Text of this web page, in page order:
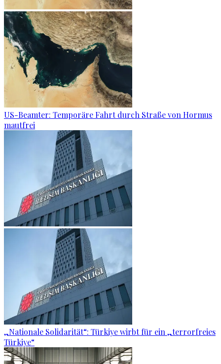
US-Beamter: Temporäre Fahrt durch Straße von Hormus
mautfrei
„Nationale Solidarität“: Türkiye wirbt für ein „terrorfreies
Türkiye“